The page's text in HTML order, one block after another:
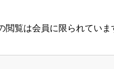
閲覧は会員に限られてい